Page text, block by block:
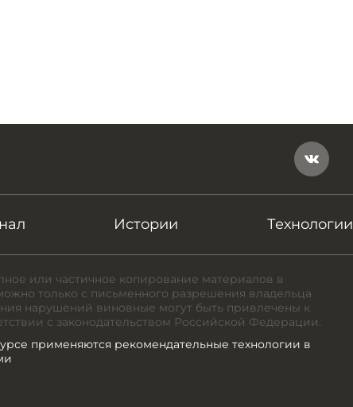
Истории Технологии
или частичное копирование материалов в
только с письменного разрешения владельца
нарушений виновные могут быть привлечены к
с законодательством Российской Федерации.
применяются рекомендательные технологии в